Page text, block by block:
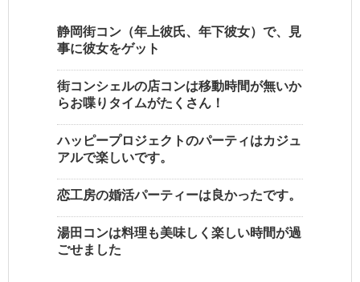
静岡街コン（年上彼氏、年下彼女）で、見
事に彼女をゲット
街コンシェルの店コンは移動時間が無いか
らお喋りタイムがたくさん！
ハッピープロジェクトのパーティはカジュ
アルで楽しいです。
恋工房の婚活パーティーは良かったです。
湯田コンは料理も美味しく楽しい時間が過
ごせました